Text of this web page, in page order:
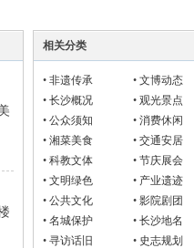
相关分类
• 非遗传承 • 文博动态
• 长沙概况 • 观光景点
• 公众须知 • 消费休闲
• 湘菜美食 • 交通安居
• 科教文体 • 节庆展会
• 文明绿色 • 产业遗迹
• 公共文化 • 影院剧团
• 名城保护 • 长沙地名
• 寻访话旧 • 史志规划